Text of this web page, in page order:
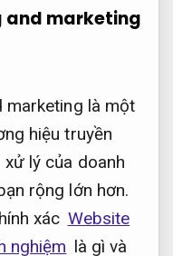
and marketing
marketing là một
hiệu truyền
lý của doanh
rộng lớn hơn.
xác Website
nghiệm là gì và